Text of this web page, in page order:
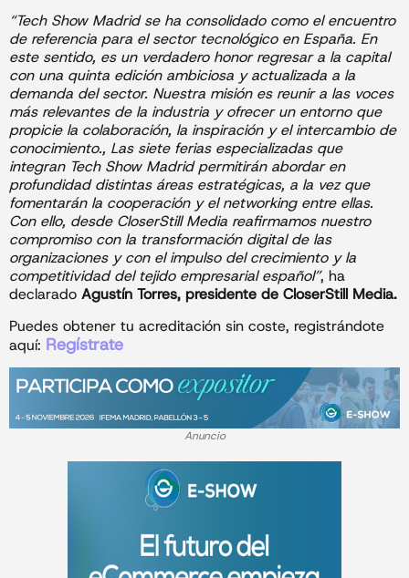
“Tech Show Madrid se ha consolidado como el encuentro
de referencia para el sector tecnológico en España. En
este sentido, es un verdadero honor regresar a la capital
con una quinta edición ambiciosa y actualizada a la
demanda del sector. Nuestra misión es reunir a las voces
más relevantes de la industria y ofrecer un entorno que
propicie la colaboración, la inspiración y el intercambio de
conocimiento., Las siete ferias especializadas que
integran Tech Show Madrid permitirán abordar en
profundidad distintas áreas estratégicas, a la vez que
fomentarán la cooperación y el networking entre ellas.
Con ello, desde CloserStill Media reafirmamos nuestro
compromiso con la transformación digital de las
organizaciones y con el impulso del crecimiento y la
competitividad del tejido empresarial español”, ha
declarado Agustín Torres, presidente de CloserStill Media.
Puedes obtener tu acreditación sin coste, registrándote
aquí: Regístrate
Anuncio